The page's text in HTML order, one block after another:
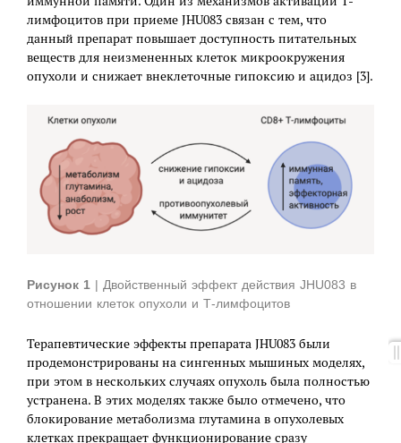
лимфоцитов при приеме JHU083 связан с тем, что
данный препарат повышает доступность питательных
веществ для неизмененных клеток микроокружения
опухоли и снижает внеклеточные гипоксию и ацидоз [3].
Рисунок 1 | Двойственный эффект действия JHU083 в
отношении клеток опухоли и Т-лимфоцитов
Терапевтические эффекты препарата JHU083 были
продемонстрированы на сингенных мышиных моделях,
при этом в нескольких случаях опухоль была полностью
устранена. В этих моделях также было отмечено, что
блокирование метаболизма глутамина в опухолевых
клетках прекращает функционирование сразу